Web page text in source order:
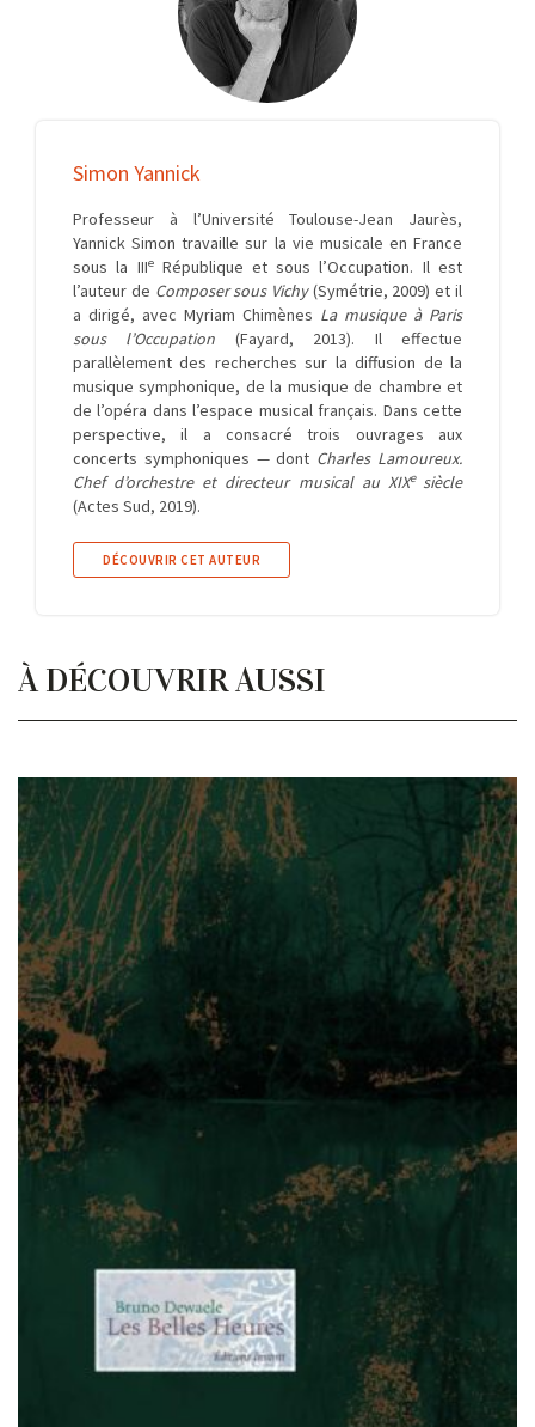
Simon Yannick
Professeur à l’Université Toulouse-Jean Jaurès,
Yannick Simon travaille sur la vie musicale en France
sous la IIIeRépublique et sous l’Occupation. Il est
l’auteur de Composer sous Vichy(Symétrie, 2009) et il
a dirigé, avec Myriam Chimènes La musique à Paris
sous l’Occupation (Fayard, 2013). Il effectue
parallèlement des recherches sur la diffusion de la
musique symphonique, de la musique de chambre et
de l’opéra dans l’espace musical français. Dans cette
perspective, il a consacré trois ouvrages aux
concerts symphoniques — dont Charles Lamoureux.
Chef d’orchestre et directeur musical au XIXe siècle
(Actes Sud, 2019).
DÉCOUVRIR CET AUTEUR
À DÉCOUVRIR AUSSI